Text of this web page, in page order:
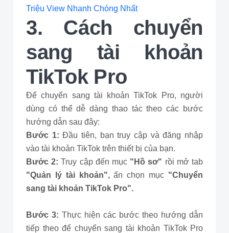
Triệu View Nhanh Chóng Nhất
3. Cách chuyển
sang tài khoản
TikTok Pro
Để chuyển sang tài khoản TikTok Pro, người
dùng có thể dễ dàng thao tác theo các bước
hướng dẫn sau đây:
Bước 1: Đầu tiên, bạn truy cập và đăng nhập
vào tài khoản TikTok trên thiết bị của bạn.
Bước 2: Truy cập đến mục "Hồ sơ" rồi mở tab
"Quản lý tài khoản",ấn chọn mục "Chuyển
sang tài khoản TikTok Pro".
Bước 3: Thực hiện các bước theo hướng dẫn
tiếp theo để chuyển sang tài khoản TikTok Pro